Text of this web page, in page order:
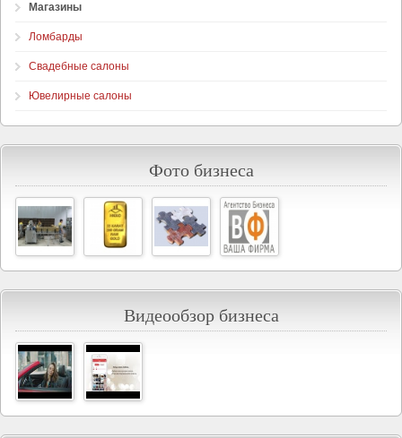
Магазины
Ломбарды
Свадебные салоны
Ювелирные салоны
Фото бизнеса
Видеообзор бизнеса